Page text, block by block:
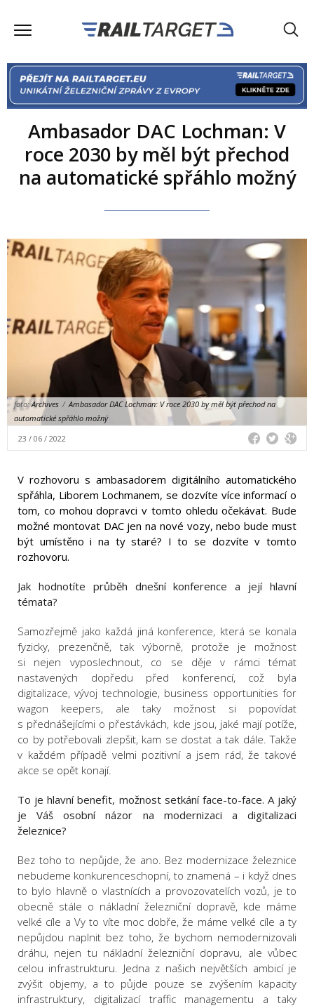
Ambasador DAC Lochman: V
roce 2030 by měl být přechod
na automatické spřáhlo možný
foto:Archives / Ambasador DAC Lochman: V roce 2030 by měl být přechod na
automatické spřáhlo možný
23 / 06 / 2022
V rozhovoru s ambasadorem digitálního automatického
spřáhla, Liborem Lochmanem, se dozvíte více informací o
tom, co mohou dopravci v tomto ohledu očekávat. Bude
možné montovat DAC jen na nové vozy, nebo bude must
být umístěno i na ty staré? I to se dozvíte v tomto
rozhovoru.
Jak hodnotíte průběh dnešní konference a její hlavní
témata?
Samozřejmě jako každá jiná konference, která se konala
fyzicky, prezenčně, tak výborně, protože je možnost
si nejen vyposlechnout, co se děje v rámci témat
nastavených dopředu před konferencí, což byla
digitalizace, vývoj technologie, business opportunities for
wagon keepers, ale taky možnost si popovídat
s přednášejícími o přestávkách, kde jsou, jaké mají potíže,
co by potřebovali zlepšit, kam se dostat a tak dále. Takže
v každém případě velmi pozitivní a jsem rád, že takové
akce se opět konají.
To je hlavní benefit, možnost setkání face-to-face. A jaký
je Váš osobní názor na modernizaci a digitalizaci
železnice?
Bez toho to nepůjde, že ano. Bez modernizace železnice
nebudeme konkurenceschopní, to znamená – i když dnes
to bylo hlavně o vlastnících a provozovatelích vozů, je to
obecně stále o nákladní železniční dopravě, kde máme
velké cíle a Vy to víte moc dobře, že máme velké cíle a ty
nepůjdou naplnit bez toho, že bychom nemodernizovali
dráhu, nejen tu nákladní železniční dopravu, ale vůbec
celou infrastrukturu. Jedna z našich největších ambicí je
zvýšit objemy, a to půjde pouze se zvýšením kapacity
infrastruktury, digitalizací traffic managementu a taky